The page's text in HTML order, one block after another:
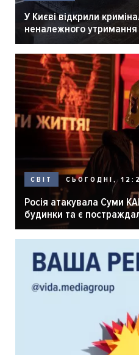
У Києві відкрили
неналежного
розпліднику
СВІТ СЬОГОДНІ,
Росія атакувала Суми
будинки та є